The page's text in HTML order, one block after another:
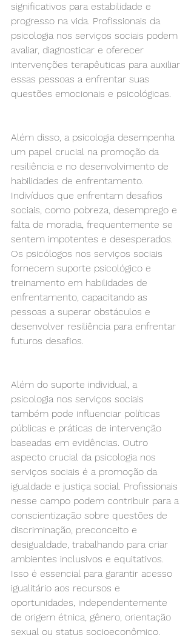
significativos para estabilidade e
progresso na vida. Profissionais da
psicologia nos serviços sociais podem
avaliar, diagnosticar e oferecer
intervenções terapêuticas para auxiliar
essas pessoas a enfrentar suas
questões emocionais e psicológicas.
Além disso, a psicologia desempenha
um papel crucial na promoção da
resiliência e no desenvolvimento de
habilidades de enfrentamento.
Indivíduos que enfrentam desafios
sociais, como pobreza, desemprego e
falta de moradia, frequentemente se
sentem impotentes e desesperados.
Os psicólogos nos serviços sociais
fornecem suporte psicológico e
treinamento em habilidades de
enfrentamento, capacitando as
pessoas a superar obstáculos e
desenvolver resiliência para enfrentar
futuros desafios.
Além do suporte individual, a
psicologia nos serviços sociais
também pode influenciar políticas
públicas e práticas de intervenção
baseadas em evidências. Outro
aspecto crucial da psicologia nos
serviços sociais é a promoção da
igualdade e justiça social. Profissionais
nesse campo podem contribuir para a
conscientização sobre questões de
discriminação, preconceito e
desigualdade, trabalhando para criar
ambientes inclusivos e equitativos.
Isso é essencial para garantir acesso
igualitário aos recursos e
oportunidades, independentemente
de origem étnica, gênero, orientação
sexual ou status socioeconômico.